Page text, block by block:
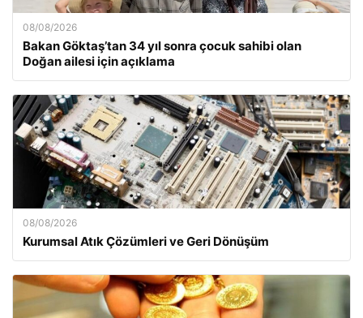
08/08/2026
Bakan Göktaş’tan 34 yıl sonra çocuk sahibi olan
Doğan ailesi için açıklama
08/08/2026
Kurumsal Atık Çözümleri ve Geri Dönüşüm